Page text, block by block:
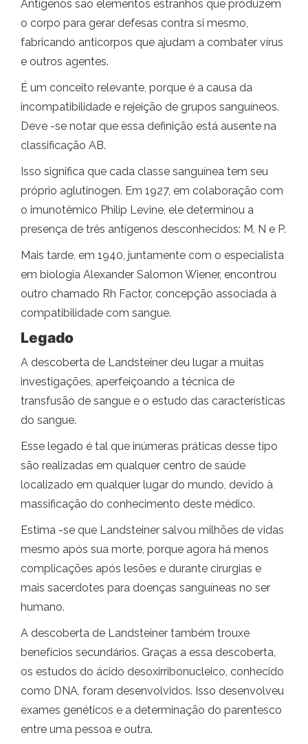
Antígenos são elementos estranhos que produzem
o corpo para gerar defesas contra si mesmo,
fabricando anticorpos que ajudam a combater vírus
e outros agentes.
É um conceito relevante, porque é a causa da
incompatibilidade e rejeição de grupos sanguíneos.
Deve -se notar que essa definição está ausente na
classificação AB.
Isso significa que cada classe sanguínea tem seu
próprio aglutinogen. Em 1927, em colaboração com
o imunotêmico Philip Levine, ele determinou a
presença de três antígenos desconhecidos: M, N e P.
Mais tarde, em 1940, juntamente com o especialista
em biologia Alexander Salomon Wiener, encontrou
outro chamado Rh Factor, concepção associada à
compatibilidade com sangue.
Legado
A descoberta de Landsteiner deu lugar a muitas
investigações, aperfeiçoando a técnica de
transfusão de sangue e o estudo das características
do sangue.
Esse legado é tal que inúmeras práticas desse tipo
são realizadas em qualquer centro de saúde
localizado em qualquer lugar do mundo, devido à
massificação do conhecimento deste médico.
Estima -se que Landsteiner salvou milhões de vidas
mesmo após sua morte, porque agora há menos
complicações após lesões e durante cirurgias e
mais sacerdotes para doenças sanguíneas no ser
humano.
A descoberta de Landsteiner também trouxe
benefícios secundários. Graças a essa descoberta,
os estudos do ácido desoxirribonucleico, conhecido
como DNA, foram desenvolvidos. Isso desenvolveu
exames genéticos e a determinação do parentesco
entre uma pessoa e outra.